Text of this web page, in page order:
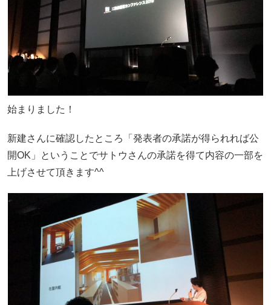
始まりました！
新建さんに確認したところ「発表者の承諾が得られれば公
開OK」ということでサトウさんの承諾を得て内容の一部を
上げさせて頂きます^^